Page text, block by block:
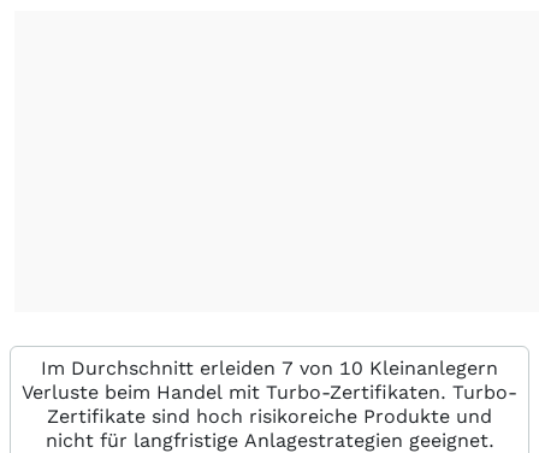
Im Durchschnitt erleiden 7 von 10 Kleinanlegern
Verluste beim Handel mit Turbo-Zertifikaten. Turbo-
Zertifikate sind hoch risikoreiche Produkte und
nicht für langfristige Anlagestrategien geeignet.